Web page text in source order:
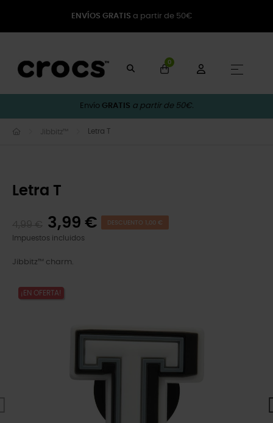
ENVÍOS GRATIS a partir de 50€
0
☰
Envío GRATIS a partir de 50€.
Jibbitz™ Letra T
Letra T
3,99 € DESCUENTO 1,00 €
Impuestos incluidos
Jibbitz™ charm.
¡EN OFERTA!